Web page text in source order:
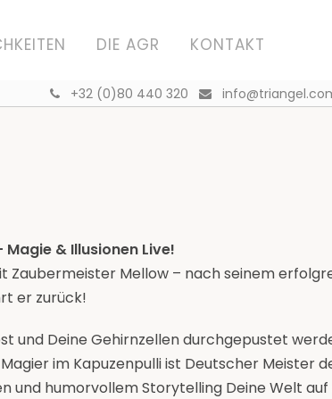
DIE AGR KONTAKT
+32 (0)80 440 320
& Illusionen Live!
Zaubermeister Mellow – nach seinem
er zurück!
und Deine Gehirnzellen durchgepustet
im Kapuzenpulli ist Deutscher Meister
und humorvollem Storytelling Deine Welt auf